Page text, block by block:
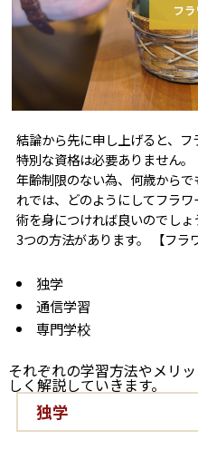
結論から先に申し上げると、フ
特別な資格は必要ありません
年齢制限のない為、何歳から
れでは、どのようにしてフラ
術を身につければ良いのでし
3つの方法があります。 【フラ
独学
通信学習
専門学校
それぞれの学習方法やメリ
しく解説していきます。
独学